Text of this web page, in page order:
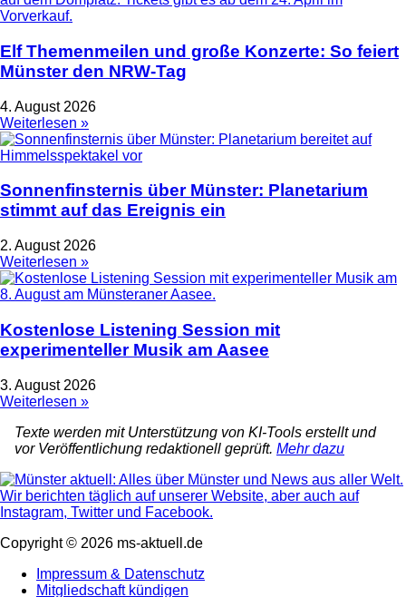
Elf Themenmeilen und große Konzerte: So feiert
Münster den NRW-Tag
4. August 2026
Weiterlesen »
Sonnenfinsternis über Münster: Planetarium
stimmt auf das Ereignis ein
2. August 2026
Weiterlesen »
Kostenlose Listening Session mit
experimenteller Musik am Aasee
3. August 2026
Weiterlesen »
Texte werden mit Unterstützung von KI-Tools erstellt und
vor Veröffentlichung redaktionell geprüft. Mehr dazu
Copyright © 2026 ms-aktuell.de
Impressum & Datenschutz
Mitgliedschaft kündigen